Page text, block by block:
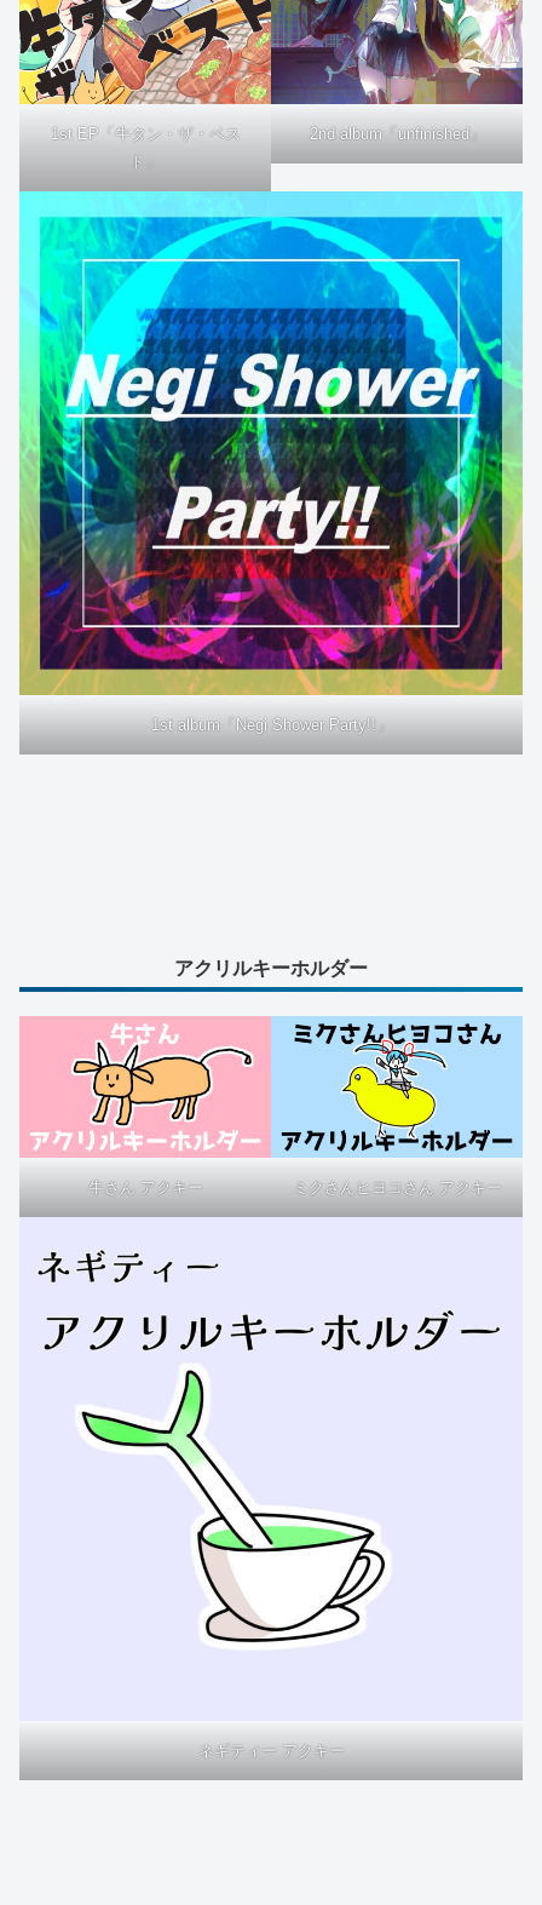
1st EP「牛タン・ザ・ベス
ト」
2nd album「unfinished」
1st album「Negi Shower Party!!」
アクリルキーホルダー
牛さん アクキー ミクさんヒヨコさん アクキー
ネギティー アクキー